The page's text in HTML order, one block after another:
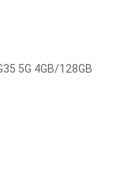
5G 4GB/128GB